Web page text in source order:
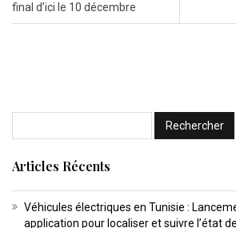
final d’ici le 10 décembre
Articles Récents
Véhicules électriques en Tunisie :
application pour localiser et suivre l’état